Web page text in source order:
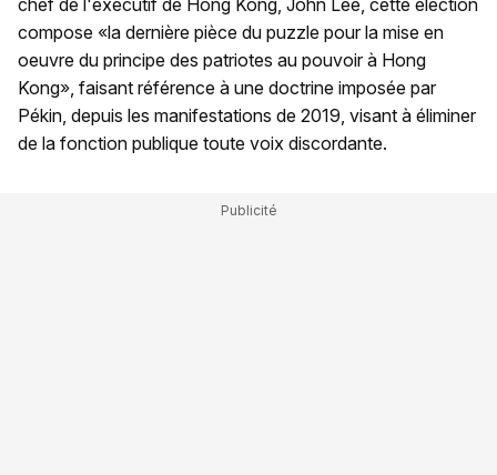
chef de l'exécutif de Hong Kong, John Lee, cette élection
compose «la dernière pièce du puzzle pour la mise en
oeuvre du principe des patriotes au pouvoir à Hong
Kong», faisant référence à une doctrine imposée par
Pékin, depuis les manifestations de 2019, visant à éliminer
de la fonction publique toute voix discordante.